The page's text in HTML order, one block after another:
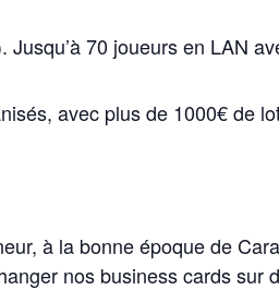
Jusqu’à 70 joueurs en LAN
avec plus de 1000€ de
à la bonne époque de
nos business cards